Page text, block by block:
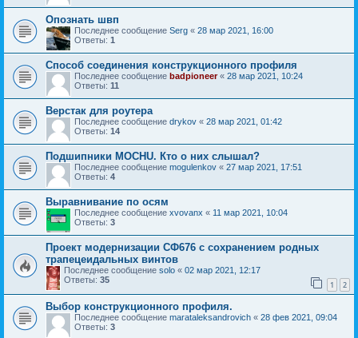
Опознать швп
Последнее сообщение Serg « 28 мар 2021, 16:00
Ответы: 1
Способ соединения конструкционного профиля
Последнее сообщение badpioneer« 28 мар 2021, 10:24
Ответы: 11
Верстак для роутера
Последнее сообщение drykov « 28 мар 2021, 01:42
Ответы: 14
Подшипники MOCHU. Кто о них слышал?
Последнее сообщение mogulenkov « 27 мар 2021, 17:51
Ответы: 4
Выравнивание по осям
Последнее сообщение xvovanx « 11 мар 2021, 10:04
Ответы: 3
Проект модернизации СФ676 с сохранением родных
трапецеидальных винтов
Последнее сообщение solo « 02 мар 2021, 12:17
Ответы: 35 1 2
Выбор конструкционного профиля.
Последнее сообщение marataleksandrovich « 28 фев 2021, 09:04
Ответы: 3